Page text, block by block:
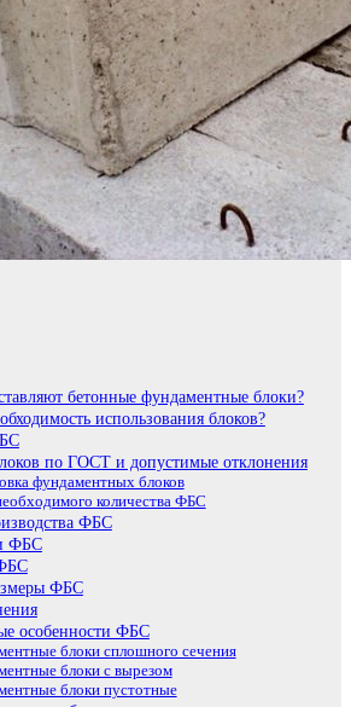
бетонные фундаментные блоки?
использования блоков?
по ГОСТ и допустимые отклонения
фундаментных блоков
количества ФБС
ФБС
ФБС
ФБС
особенности ФБС
блоки сплошного сечения
блоки с вырезом
блоки пустотные